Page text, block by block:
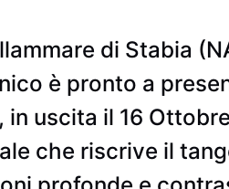
di Stabia
è pronto a
in uscita il 16
che riscrive il